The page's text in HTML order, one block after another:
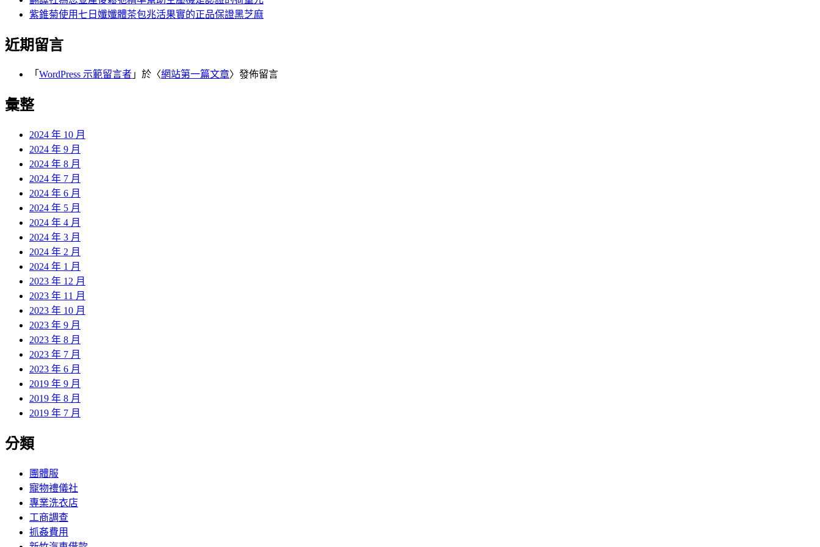
紫錐菊使用七日孅孅體茶包兆活果實的正品保證黑芝麻
近期留言
「 WordPress 示範留言者 」於〈網站第一篇文章〉發佈留言
彙整
2024 年 10 月
2024 年 9 月
2024 年 8 月
2024 年 7 月
2024 年 6 月
2024 年 5 月
2024 年 4 月
2024 年 3 月
2024 年 2 月
2024 年 1 月
2023 年 12 月
2023 年 11 月
2023 年 10 月
2023 年 9 月
2023 年 8 月
2023 年 7 月
2023 年 6 月
2019 年 9 月
2019 年 8 月
2019 年 7 月
分類
團體服
寵物禮儀社
專業洗衣店
工商調查
抓姦費用